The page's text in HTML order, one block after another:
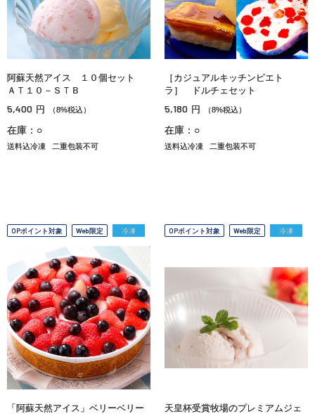
阿蘇天然アイス １０個セット
ＡＴ１０－ＳＴＢ
5,400 円 （8%税込）
在庫：○
送料込冷凍 二重包装不可
［カジュアルキッチンピエト
ラ］ ドルチェセット
5,180 円 （8%税込）
在庫：○
送料込冷凍 二重包装不可
OPポイント対象 Web限定 冷凍
「阿蘇天然アイス」ベリーベリー
OPポイント対象 Web限定 冷凍
天皇杯受賞牧場のプレミアムジェ